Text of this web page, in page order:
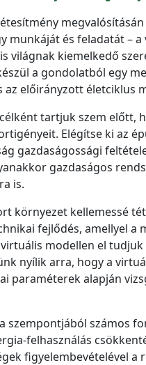
és feladatát – a
világnak kiemelkedő
a gondolatból egy
előirányzott életciklus
tartjuk szem előtt,
Elégítse ki az
gazdaságossági
gazdaságos
is.
környezet kellemessé
fejlődés, amellyel a
modellen el tudjuk
nyílik arra, hogy a
paraméterek alapján
szempontjából számos
felhasználás
figyelembevételével a